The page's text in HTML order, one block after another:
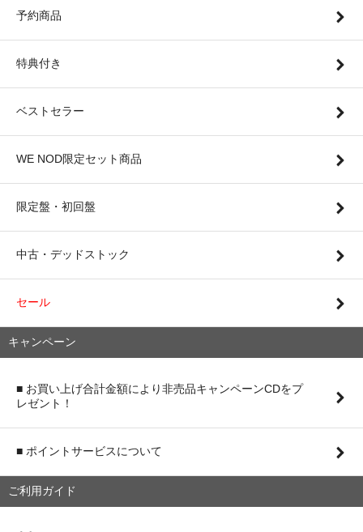
予約商品
特典付き
ベストセラー
WE NOD限定セット商品
限定盤・初回盤
中古・デッドストック
セール
キャンペーン
■ お買い上げ合計金額により非売品キャンペーンCDをプ
レゼント！
■ ポイントサービスについて
ご利用ガイド